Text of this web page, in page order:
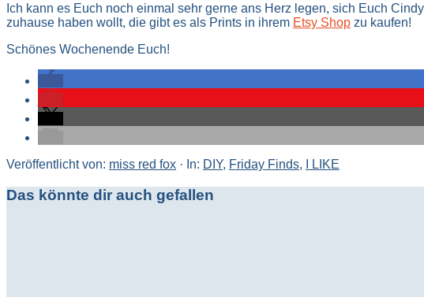
Ich kann es Euch noch einmal sehr gerne ans Herz legen, sich Euch
zuhause haben wollt, die gibt es als Prints in ihrem Etsy Shop zu kaufen!
Schönes Wochenende Euch!
Veröffentlicht von: miss red fox · In: DIY, Friday Finds, I LIKE
Das könnte dir auch gefallen